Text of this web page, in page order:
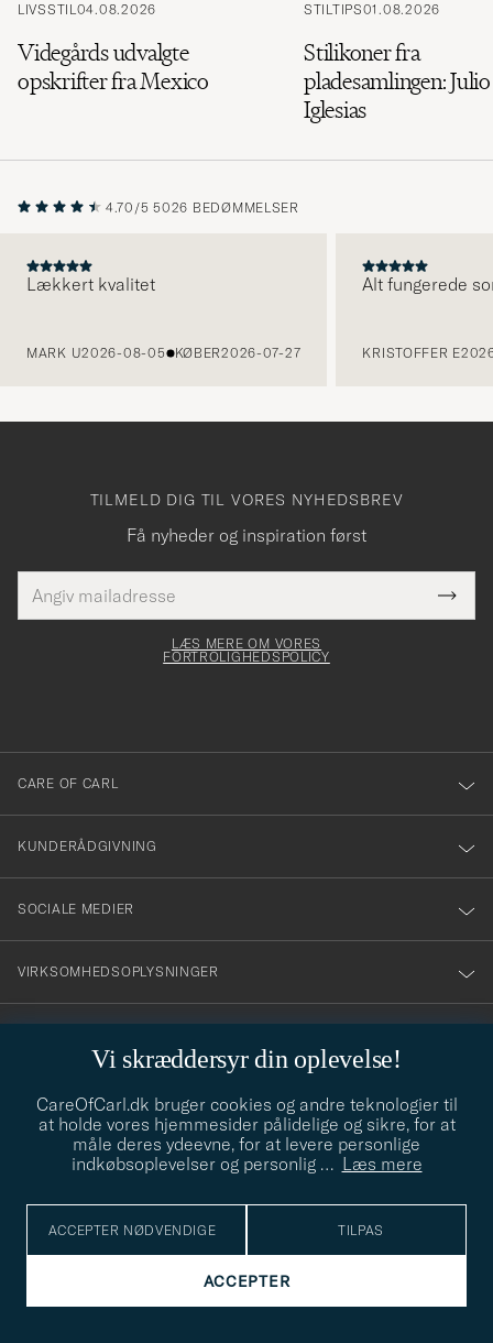
LIVSSTIL04.08.2026
Videgårds udvalgte
opskrifter fra Mexico
STILTIPS01.08.2026
Stilikoner fra
pladesamlingen: Julio
Iglesias
4.70/5 5026 BEDØMMELSER
Lækkert kvalitet
MARK U2026-08-05 KØBER2026-07-27
Alt fungerede
KRISTOFFER E
Vi skræddersyr din oplevelse!
CareOfCarl.dk bruger cookies og andre teknologier til
at holde vores hjemmesider pålidelige og sikre, for at
måle deres ydeevne, for at levere personlige
indkøbsoplevelser og personlig … Læs mere
ACCEPTER NØDVENDIGE TILPAS
ACCEPTER
TILMELD DIG TIL VORES NYHEDSBREV
Få nyheder og inspiration først
mailadresse
skal
Tack
för
dig
till
vårt
nyhetsbrev!
LÆS MERE OM VORES
FORTROLIGHEDSPOLICY
CARE OF CARL
KUNDERÅDGIVNING
SOCIALE MEDIER
VIRKSOMHEDSOPLYSNINGER
info@careofcarl.dk
Behøver du hjælp til at finde din stil? Lad os hjælpe dig, vi hjælper
gerne til!
STILRÅD